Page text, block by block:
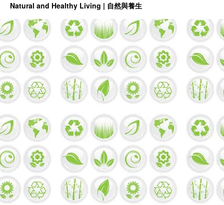
Natural and Healthy Living | 自然與養生